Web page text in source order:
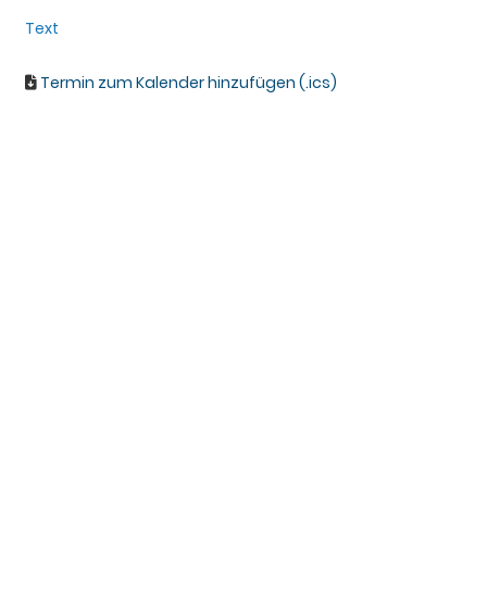
Text
Termin zum Kalender hinzufügen (.ics)